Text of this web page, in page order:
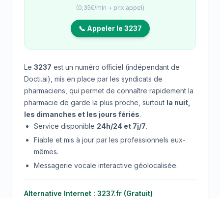
(0,35€/min + prix appel)
📞 Appeler le 3237
Le 3237 est un numéro officiel (indépendant de
Docti.ai), mis en place par les syndicats de
pharmaciens, qui permet de connaître rapidement la
pharmacie de garde la plus proche, surtout la nuit,
les dimanches et les jours fériés.
Service disponible 24h/24 et 7j/7.
Fiable et mis à jour par les professionnels eux-
mêmes.
Messagerie vocale interactive géolocalisée.
Alternative Internet : 3237.fr (Gratuit)